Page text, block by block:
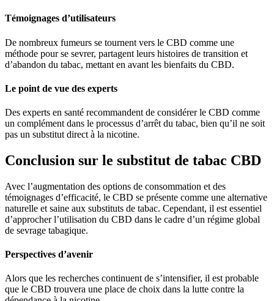
Témoignages d’utilisateurs
De nombreux fumeurs se tournent vers le CBD comme une
méthode pour se sevrer, partagent leurs histoires de transition et
d’abandon du tabac, mettant en avant les bienfaits du CBD.
Le point de vue des experts
Des experts en santé recommandent de considérer le CBD comme
un complément dans le processus d’arrêt du tabac, bien qu’il ne soit
pas un substitut direct à la nicotine.
Conclusion sur le substitut de tabac CBD
Avec l’augmentation des options de consommation et des
témoignages d’efficacité, le CBD se présente comme une alternative
naturelle et saine aux substituts de tabac. Cependant, il est essentiel
d’approcher l’utilisation du CBD dans le cadre d’un régime global
de sevrage tabagique.
Perspectives d’avenir
Alors que les recherches continuent de s’intensifier, il est probable
que le CBD trouvera une place de choix dans la lutte contre la